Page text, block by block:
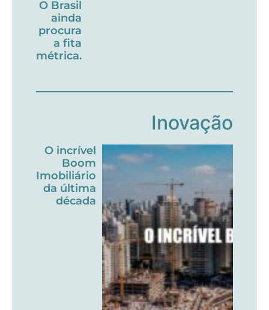
O Brasil
ainda
procura
a fita
métrica.
Inovação
O incrível
Boom
Imobiliário
da última
década